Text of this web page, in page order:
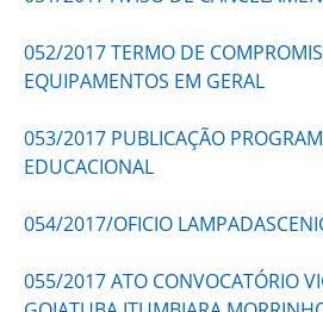
052/2017 TERMO DE
EQUIPAMENTOS EM GERAL
053/2017 PUBLICAÇÃO
EDUCACIONAL
054/2017/OFICIO
055/2017 ATO CONVOCATÓRIO